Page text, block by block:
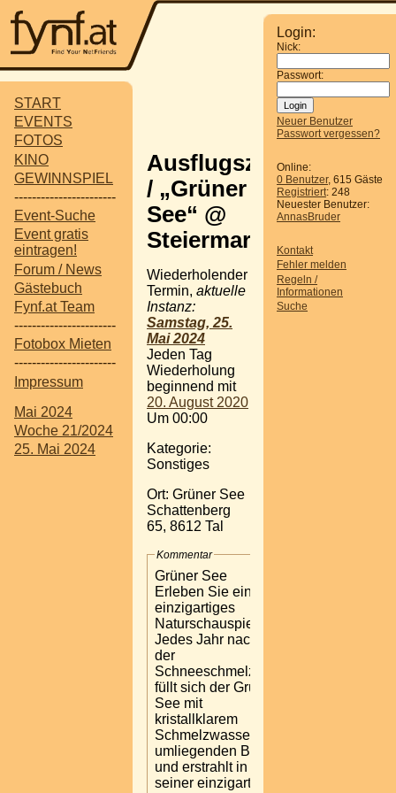
START
EVENTS
FOTOS
KINO
GEWINNSPIEL
-----------------------
Event-Suche
Event gratis
eintragen!
Forum / News
Gästebuch
Fynf.at Team
-----------------------
Fotobox Mieten
-----------------------
Impressum
Mai 2024
Woche 21/2024
25. Mai 2024
Login:
Nick:
Passwort:
Neuer Benutzer
Passwort vergessen?
Online:
0 Benutzer, 615 Gäste
Registriert: 248
Neuester Benutzer:
AnnasBruder
Kontakt
Fehler melden
Regeln /
Informationen
Suche
Ausflugsziel
/ „Grüner
See“ @
Steiermark
Wiederholender
Termin, aktuelle
Instanz:
Samstag, 25.
Mai 2024
Jeden Tag
Wiederholung
beginnend mit
20. August 2020
Um 00:00
Kategorie:
Sonstiges
Ort: Grüner See
Schattenberg
65, 8612 Tal
Kommentar
Grüner See
Erleben Sie ein
einzigartiges
Naturschauspiel.
Jedes Jahr nach
der
Schneeschmelze
füllt sich der Grüne
See mit
kristallklarem
Schmelzwasser der
umliegenden Berge
und erstrahlt in
seiner einzigartigen